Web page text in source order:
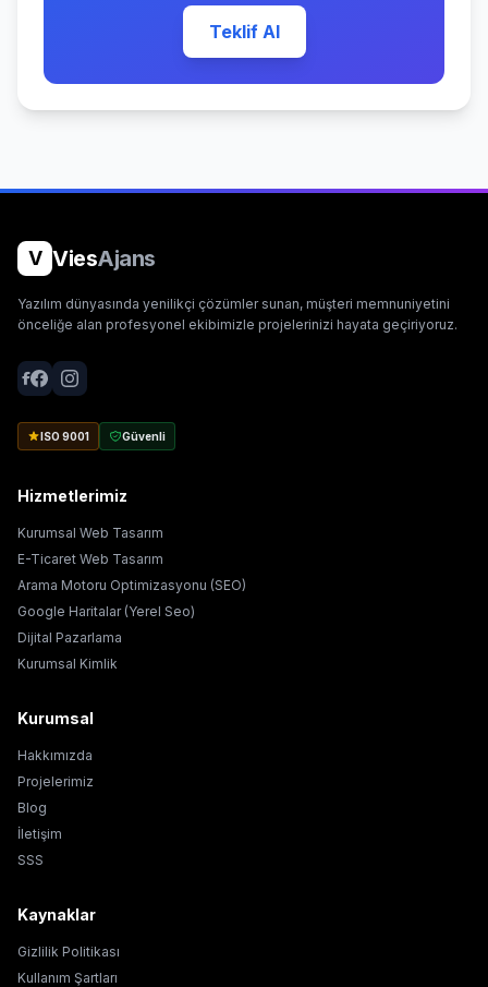
Teklif Al
V ViesAjans
Yazılım dünyasında yenilikçi çözümler sunan, müşteri memnuniyetini
önceliğe alan profesyonel ekibimizle projelerinizi hayata geçiriyoruz.
ISO 9001 Güvenli
Hizmetlerimiz
Kurumsal Web Tasarım
E-Ticaret Web Tasarım
Arama Motoru Optimizasyonu (SEO)
Google Haritalar (Yerel Seo)
Dijital Pazarlama
Kurumsal Kimlik
Kurumsal
Hakkımızda
Projelerimiz
Blog
İletişim
SSS
Kaynaklar
Gizlilik Politikası
Kullanım Şartları